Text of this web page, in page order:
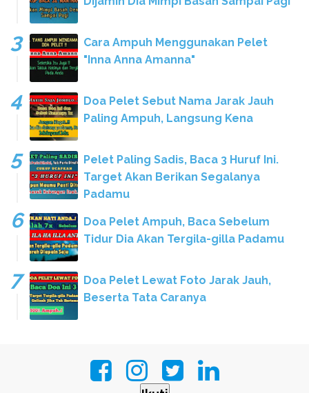
Cara Ampuh Menggunakan Pelet
"Inna Anna Amanna"
Doa Pelet Sebut Nama Jarak Jauh
Paling Ampuh, Langsung Kena
Pelet Paling Sadis, Baca 3 Huruf Ini.
Target Akan Berikan Segalanya
Padamu
Doa Pelet Ampuh, Baca Sebelum
Tidur Dia Akan Tergila-gilla Padamu
Doa Pelet Lewat Foto Jarak Jauh,
Beserta Tata Caranya